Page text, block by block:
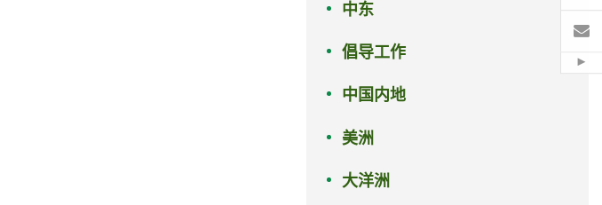
中东
倡导工作
中国内地
美洲
大洋洲